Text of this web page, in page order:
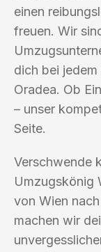
einen
freuen. Wir
dich bei
Oradea. Ob
– unser
Seite.
Verschwende
Umzugskönig
von Wien
machen wir